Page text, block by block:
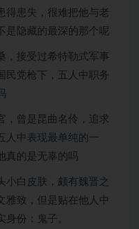
得患失，很难把他与老
是隐藏的最深的那个呢
，接受过希特勒式军事
民党枪下，五人中职务
，曾是昆曲名伶，追求
人中表现最单纯的一
真的是无辜的吗
小白皮肤，颇有魏晋之
雅致，但是贴在他人中
身份：鬼子。